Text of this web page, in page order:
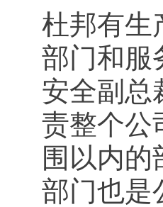
杜邦有生
部门和服
安全副总
责整个公
围以内
部门也是